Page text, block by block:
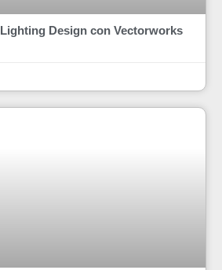
Lighting Design con Vectorworks